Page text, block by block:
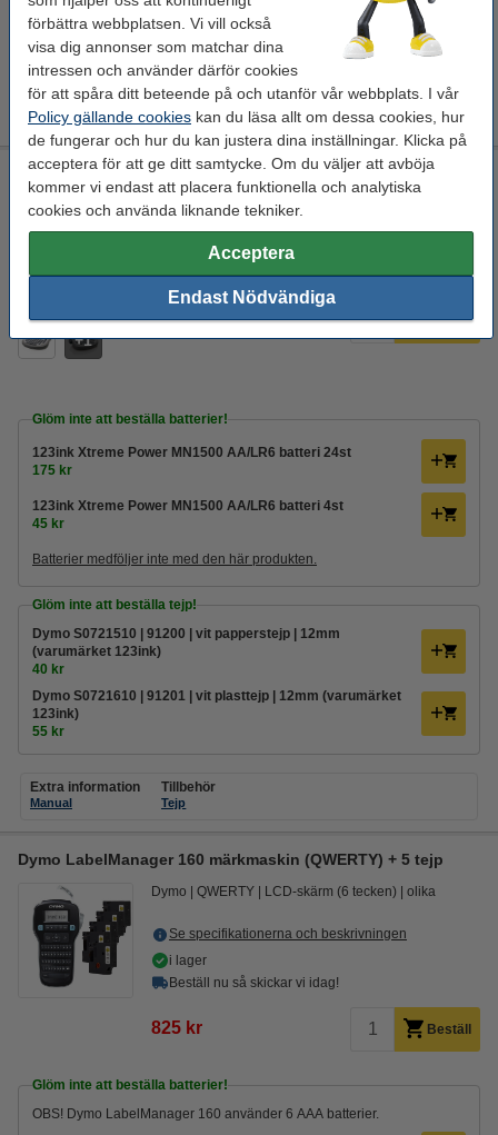
förbättra webbplatsen. Vi vill också
visa dig annonser som matchar dina
intressen och använder därför cookies
för att spåra ditt beteende på och utanför vår webbplats. I vår
Policy gällande cookies kan du läsa allt om dessa cookies, hur
de fungerar och hur du kan justera dina inställningar. Klicka på
acceptera för att ge ditt samtycke. Om du väljer att avböja
kommer vi endast att placera funktionella och analytiska
cookies och använda liknande tekniker.
Acceptera
Endast Nödvändiga
Dymo S0721610 | 91201 | vit plasttejp | 12mm (varumärket
123ink)
55 kr
Extra information
Manual
Tillbehör
Tejp
Dymo LetraTag LT-100T märkmaskin
1
Dymo QWERTY 12 mm
Se specifikationerna och beskrivningen
EU-lager
450 kr Beställ
Glöm inte att beställa batterier!
123ink Xtreme Power MN1500 AA/LR6 batteri 24st
175 kr
123ink Xtreme Power MN1500 AA/LR6 batteri 4st
45 kr
Batterier medföljer inte med den här produkten.
Glöm inte att beställa tejp!
Dymo S0721510 | 91200 | vit papperstejp | 12mm
(varumärket 123ink)
40 kr
Dymo S0721610 | 91201 | vit plasttejp | 12mm (varumärket
123ink)
55 kr
Extra information
Manual
Tillbehör
Tejp
Dymo LabelManager 160 märkmaskin (QWERTY) + 5 tejp
Dymo QWERTY LCD-skärm (6 tecken) olika
Se specifikationerna och beskrivningen
i lager
Beställ nu så skickar vi idag!
825 kr Beställ
Glöm inte att beställa batterier!
OBS! Dymo LabelManager 160 använder 6 AAA batterier.